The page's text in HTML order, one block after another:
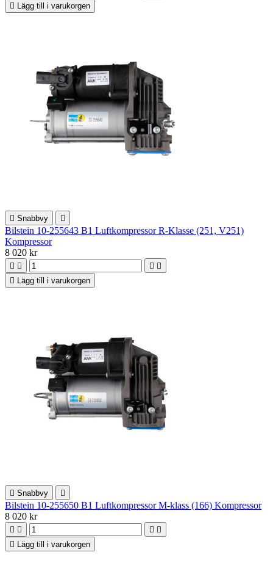

Lägg till i varukorgen
 Snabbvy 
Bilstein 10-255643 B1 Luftkompressor R-Klasse (251, V251)
Kompressor
8 020 kr
   

Lägg till i varukorgen
 Snabbvy 
Bilstein 10-255650 B1 Luftkompressor M-klass (166) Kompressor
8 020 kr
   

Lägg till i varukorgen